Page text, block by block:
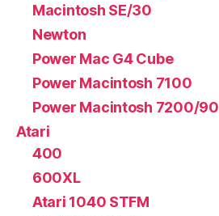
Macintosh SE/30
Newton
Power Mac G4 Cube
Power Macintosh 7100
Power Macintosh 7200/90
Atari
400
600XL
Atari 1040 STFM